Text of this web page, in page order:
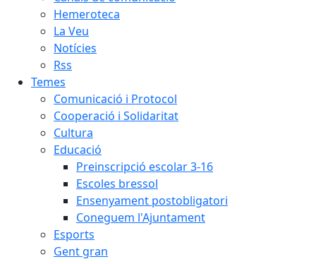
Hemeroteca
La Veu
Notícies
Rss
Temes
Comunicació i Protocol
Cooperació i Solidaritat
Cultura
Educació
Preinscripció escolar 3-16
Escoles bressol
Ensenyament postobligatori
Coneguem l'Ajuntament
Esports
Gent gran